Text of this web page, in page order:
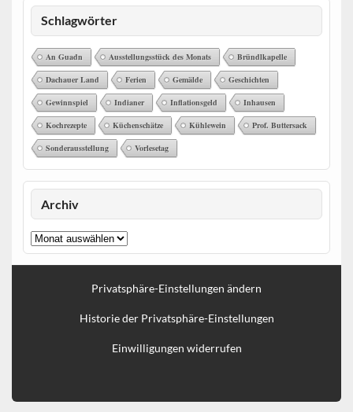
Schlagwörter
An Guadn Ausstellungsstück des Monats Bründlkapelle
Dachauer Land Ferien Gemälde Geschichten
Gewinnspiel Indianer Inflationsgeld Inhausen
Kochrezepte Küchenschätze Kühlewein Prof. Buttersack
Sonderausstellung Vorlesetag
Archiv
Archiv
Privatsphäre-Einstellungen ändern
Historie der Privatsphäre-Einstellungen
Einwilligungen widerrufen